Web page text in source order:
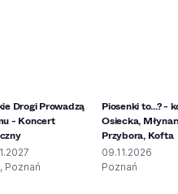
Drogi Prowadzą
- Koncert
Poznań
Piosenki to...? -
Osiecka,
Przybora, Kofta
09.11.2026
Poznań